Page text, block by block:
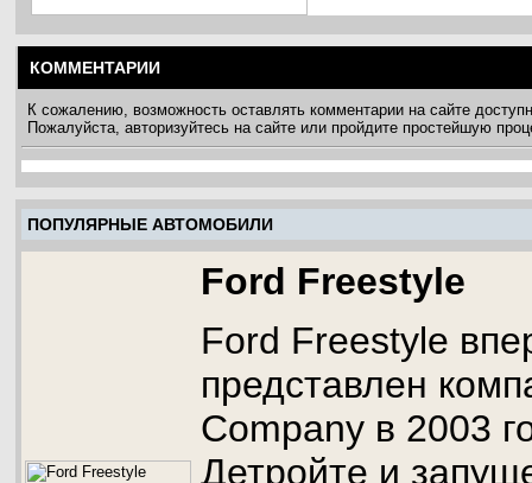
КОММЕНТАРИИ
К сожалению, возможность оставлять комментарии на сайте
Пожалуйста, авторизуйтесь на сайте или пройдите простейшую
ПОПУЛЯРНЫЕ АВТОМОБИЛИ
Ford Freestyle
Ford Freestyle
представлен
Company в 2003
Детройте и